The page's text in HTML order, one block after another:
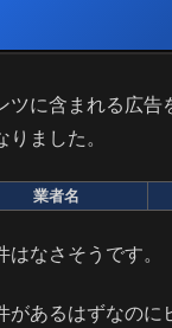
ツに含まれる広告
ました。
業者名
はなさそうです。
があるはずなのに